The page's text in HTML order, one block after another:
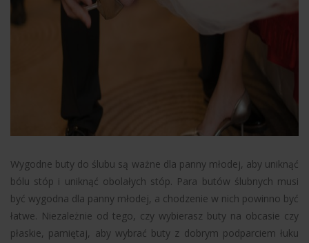
Wygodne buty do ślubu są ważne dla panny młodej, aby uniknąć
bólu stóp i uniknąć obolałych stóp. Para butów ślubnych musi
być wygodna dla panny młodej, a chodzenie w nich powinno być
łatwe. Niezależnie od tego, czy wybierasz buty na obcasie czy
płaskie, pamiętaj, aby wybrać buty z dobrym podparciem łuku